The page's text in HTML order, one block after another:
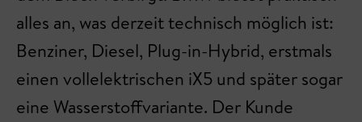
alles an, was derzeit technisch möglich ist:
Benziner, Diesel, Plug-in-Hybrid, erstmals
einen vollelektrischen iX5 und später sogar
eine Wasserstoffvariante. Der Kunde